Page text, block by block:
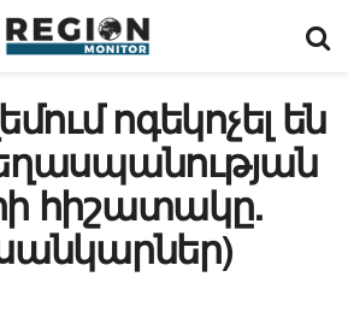
ոգեկոչել են
հիշատակը.